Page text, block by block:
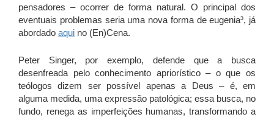
pensadores – ocorrer de forma natural. O principal dos
eventuais problemas seria uma nova forma de eugenia³, já
abordado aqui no (En)Cena.
Peter Singer, por exemplo, defende que a busca
desenfreada pelo conhecimento apriorístico – o que os
teólogos dizem ser possível apenas a Deus – é, em
alguma medida, uma expressão patológica; essa busca, no
fundo, renega as imperfeições humanas, transformando a